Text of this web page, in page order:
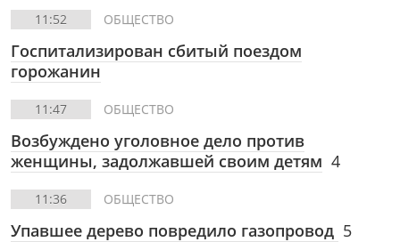
11:52 ОБЩЕСТВО
Госпитализирован сбитый поездом
горожанин
11:47 ОБЩЕСТВО
Возбуждено уголовное дело против
женщины, задолжавшей своим детям 4
11:36 ОБЩЕСТВО
Упавшее дерево повредило газопровод 5